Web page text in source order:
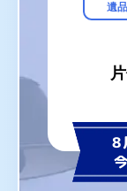
遺品
8